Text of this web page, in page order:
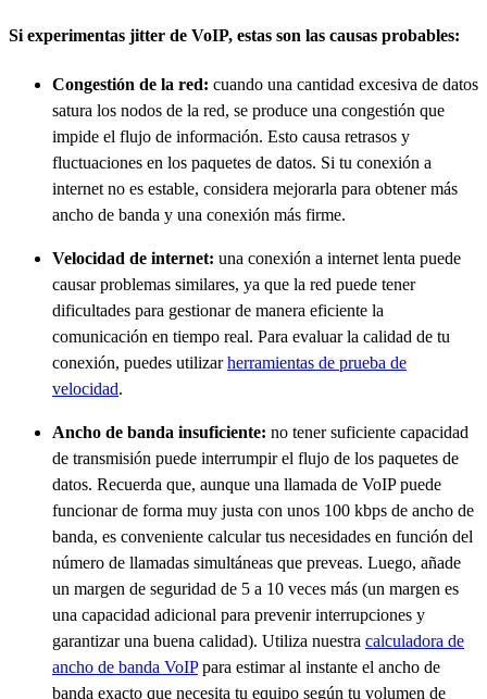
Si experimentas jitter de VoIP, estas son las causas probables:
Congestión de la red: cuando una cantidad excesiva de datos
satura los nodos de la red, se produce una congestión que
impide el flujo de información. Esto causa retrasos y
fluctuaciones en los paquetes de datos. Si tu conexión a
internet no es estable, considera mejorarla para obtener más
ancho de banda y una conexión más firme.
Velocidad de internet: una conexión a internet lenta puede
causar problemas similares, ya que la red puede tener
dificultades para gestionar de manera eficiente la
comunicación en tiempo real. Para evaluar la calidad de tu
conexión, puedes utilizarherramientas de prueba de
velocidad.
Ancho de banda insuficiente: no tener suficiente capacidad
de transmisión puede interrumpir el flujo de los paquetes de
datos. Recuerda que, aunque una llamada de VoIP puede
funcionar de forma muy justa con unos 100 kbps de ancho de
banda, es conveniente calcular tus necesidades en función del
número de llamadas simultáneas que preveas. Luego, añade
un margen de seguridad de 5 a 10 veces más (un margen es
una capacidad adicional para prevenir interrupciones y
garantizar una buena calidad). Utiliza nuestra calculadora de
ancho de banda VoIPpara estimar al instante el ancho de
banda exacto que necesita tu equipo según tu volumen de